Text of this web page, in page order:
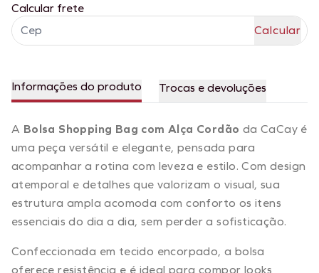
Calcular frete
Informações do produto Trocas e devoluções
A Bolsa Shopping Bag com Alça Cordão da CaCay é
uma peça versátil e elegante, pensada para
acompanhar a rotina com leveza e estilo. Com design
atemporal e detalhes que valorizam o visual, sua
estrutura ampla acomoda com conforto os itens
essenciais do dia a dia, sem perder a sofisticação.
Confeccionada em tecido encorpado, a bolsa
oferece resistência e é ideal para compor looks